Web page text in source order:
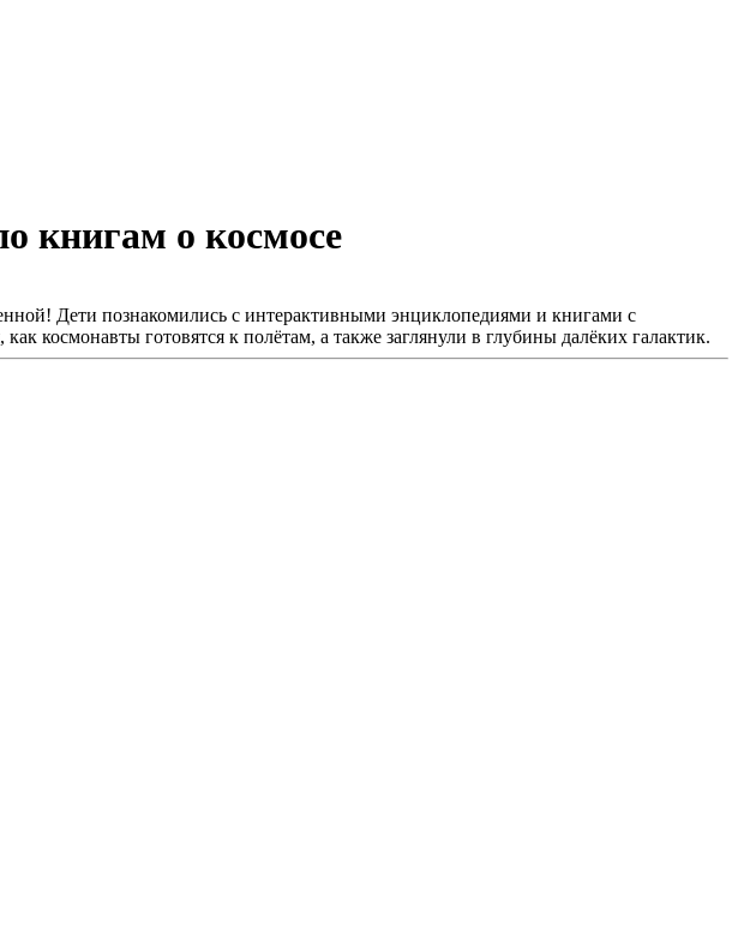
книгам о космосе
Дети познакомились с интерактивными энциклопедиями и книгами с
космонавты готовятся к полётам, а также заглянули в глубины далёких галактик.